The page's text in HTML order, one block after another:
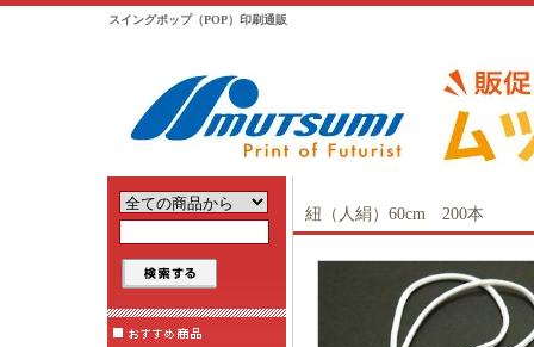
スイングポップ（POP）印刷通販
ホーム>オプション 紐（人絹）
紐（人絹）60cm 200本